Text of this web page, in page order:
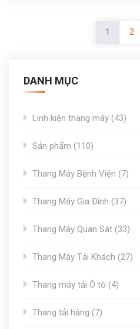
1 2
DANH MỤC
Linh kiện thang máy 4343
Sản phẩm
110110
Thang Máy Bệnh Viện
77
Thang Máy Gia Đình
3737
Thang Máy Quan Sát 3333
Thang Máy Tải Khách
2727
Thang máy tải Ô tô
44
Thang tải hàng
77